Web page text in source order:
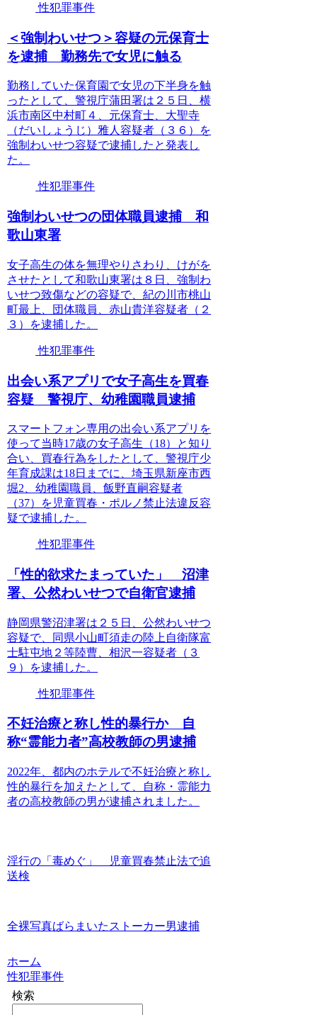
性犯罪事件
＜強制わいせつ＞容疑の元保育士
を逮捕 勤務先で女児に触る
勤務していた保育園で女児の下半身を触
ったとして、警視庁蒲田署は２５日、横
浜市南区中村町４、元保育士、大聖寺
（だいしょうじ）雅人容疑者（３６）を
強制わいせつ容疑で逮捕したと発表し
た。
性犯罪事件
強制わいせつの団体職員逮捕 和
歌山東署
女子高生の体を無理やりさわり、けがを
させたとして和歌山東署は８日、強制わ
いせつ致傷などの容疑で、紀の川市桃山
町最上、団体職員、赤山貴洋容疑者（２
３）を逮捕した。
性犯罪事件
出会い系アプリで女子高生を買春
容疑 警視庁、幼稚園職員逮捕
スマートフォン専用の出会い系アプリを
使って当時17歳の女子高生（18）と知り
合い、買春行為をしたとして、警視庁少
年育成課は18日までに、埼玉県新座市西
堀2、幼稚園職員、飯野直嗣容疑者
（37）を児童買春・ポルノ禁止法違反容
疑で逮捕した。
性犯罪事件
「性的欲求たまっていた」 沼津
署、公然わいせつで自衛官逮捕
静岡県警沼津署は２５日、公然わいせつ
容疑で、同県小山町須走の陸上自衛隊富
士駐屯地２等陸曹、相沢一容疑者（３
９）を逮捕した。
性犯罪事件
不妊治療と称し性的暴行か 自
称“霊能力者”高校教師の男逮捕
2022年、都内のホテルで不妊治療と称し
性的暴行を加えたとして、自称・霊能力
者の高校教師の男が逮捕されました。
淫行の「毒めぐ」 児童買春禁止法で追
送検
全裸写真ばらまいたストーカー男逮捕
ホーム
性犯罪事件
検索